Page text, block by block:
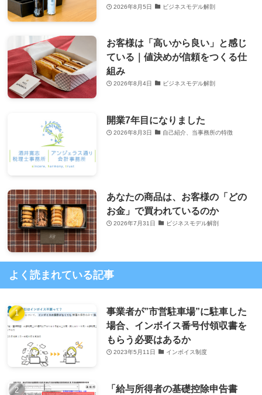
2026年8月5日 ビジネスモデル解剖
お客様は「高いから良い」と感じ
ている｜値決めが信頼をつくる仕
組み
2026年8月4日 ビジネスモデル解剖
開業7年目になりました
2026年8月3日 自己紹介、当事務所の特徴
あなたの商品は、お客様の「どの
お金」で買われているのか
2026年7月31日 ビジネスモデル解剖
よく読まれている記事
事業者が”市営駐車場”に駐車した
場合、インボイス番号付領収書を
もらう必要はあるか
2023年5月11日 インボイス制度
「給与所得者の基礎控除申告書